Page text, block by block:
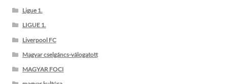
Ligue 1.
LIGUE 1.
Liverpool FC
Magyar cselgáncs-válogatott
MAGYAR FOCI